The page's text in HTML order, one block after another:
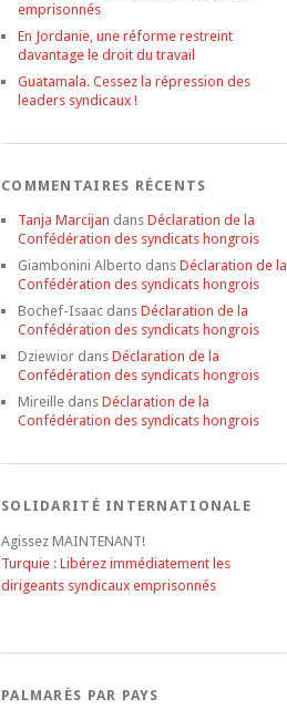
emprisonnés
En Jordanie, une réforme restreint
davantage le droit du travail
Guatamala. Cessez la répression des
leaders syndicaux !
COMMENTAIRES RÉCENTS
Tanja Marcijan dans Déclaration de la
Confédération des syndicats hongrois
Giambonini Alberto dans Déclaration de la
Confédération des syndicats hongrois
Bochef-Isaac dans Déclaration de la
Confédération des syndicats hongrois
Dziewior dans Déclaration de la
Confédération des syndicats hongrois
Mireille dans Déclaration de la
Confédération des syndicats hongrois
SOLIDARITÉ INTERNATIONALE
Agissez MAINTENANT!
Turquie : Libérez immédiatement les
dirigeants syndicaux emprisonnés
PALMARÈS PAR PAYS